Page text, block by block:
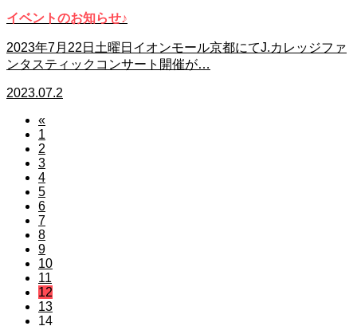
イベントのお知らせ♪
2023年7月22日土曜日イオンモール京都にてJ.カレッジファ
ンタスティックコンサート開催が…
2023.07.2
«
1
2
3
4
5
6
7
8
9
10
11
12
13
14